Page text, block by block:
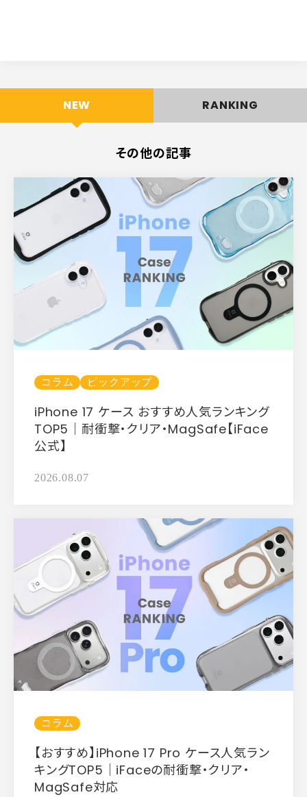
NEW RANKING
その他の記事
コラム ピックアップ
iPhone 17 ケース おすすめ人気ランキング
TOP5｜耐衝撃・クリア・MagSafe【iFace
公式】
2026.08.07
コラム
【おすすめ】iPhone 17 Pro ケース人気ラン
キングTOP5｜iFaceの耐衝撃・クリア・
MagSafe対応